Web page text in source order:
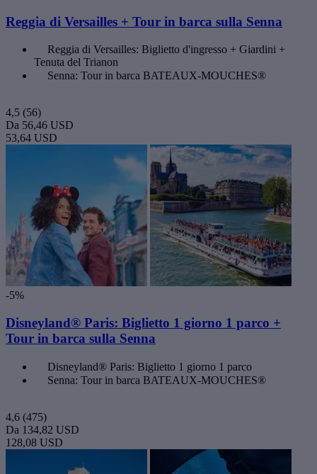
Reggia di Versailles + Tour in barca sulla Senna
Reggia di Versailles: Biglietto d'ingresso + Giardini +
Tenuta del Trianon
Senna: Tour in barca BATEAUX-MOUCHES®
4,5 (56)
Da 56,46 USD
53,64 USD
-5%
Disneyland® Paris: Biglietto 1 giorno 1 parco +
Tour in barca sulla Senna
Disneyland® Paris: Biglietto 1 giorno 1 parco
Senna: Tour in barca BATEAUX-MOUCHES®
4,6 (475)
Da 134,82 USD
128,08 USD